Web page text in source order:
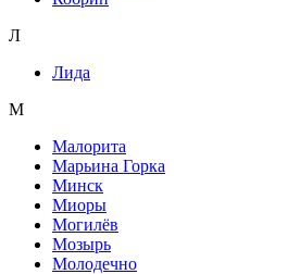
Л
Лида
М
Малорита
Марьина Горка
Минск
Миоры
Могилёв
Мозырь
Молодечно